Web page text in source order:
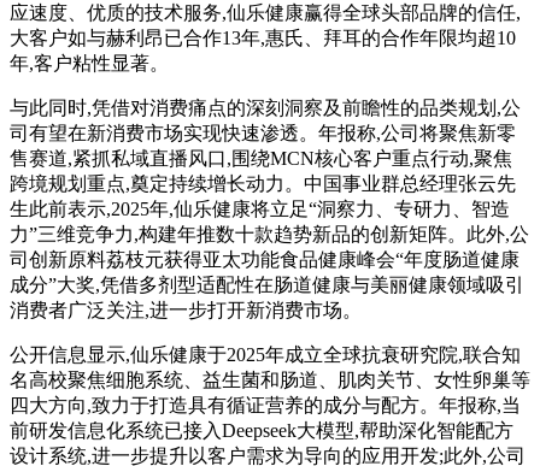
应速度、优质的技术服务,仙乐健康赢得全球头部品牌的信任,
大客户如与赫利昂已合作13年,惠氏、拜耳的合作年限均超10
年,客户粘性显著。
与此同时,凭借对消费痛点的深刻洞察及前瞻性的品类规划,公
司有望在新消费市场实现快速渗透。年报称,公司将聚焦新零
售赛道,紧抓私域直播风口,围绕MCN核心客户重点行动,聚焦
跨境规划重点,奠定持续增长动力。中国事业群总经理张云先
生此前表示,2025年,仙乐健康将立足“洞察力、专研力、智造
力”三维竞争力,构建年推数十款趋势新品的创新矩阵。此外,公
司创新原料荔枝元获得亚太功能食品健康峰会“年度肠道健康
成分”大奖,凭借多剂型适配性在肠道健康与美丽健康领域吸引
消费者广泛关注,进一步打开新消费市场。
公开信息显示,仙乐健康于2025年成立全球抗衰研究院,联合知
名高校聚焦细胞系统、益生菌和肠道、肌肉关节、女性卵巢等
四大方向,致力于打造具有循证营养的成分与配方。年报称,当
前研发信息化系统已接入Deepseek大模型,帮助深化智能配方
设计系统,进一步提升以客户需求为导向的应用开发;此外,公司